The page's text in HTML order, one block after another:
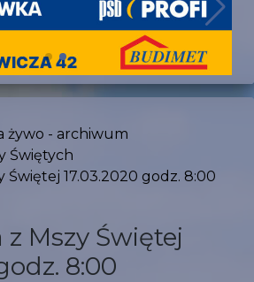
żywo - archiwum
Świętych
Świętej 17.03.2020 godz. 8:00
Mszy Świętej
8:00